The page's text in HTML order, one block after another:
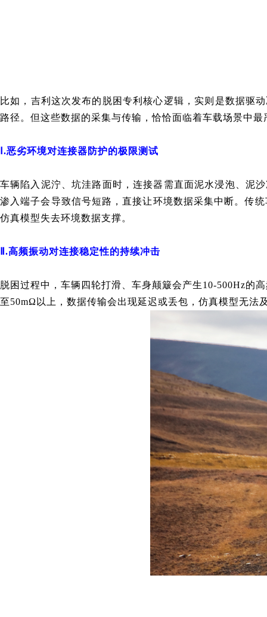
比如， 吉利这次发布的 脱困专利核心逻辑， 实则 是数据驱
路径。但这些数据的采集与传输，恰恰面临着车载场景中最
.恶劣环境对连接器防护的极限测试
车辆陷入泥泞、坑洼路面时，连接器需直面泥水浸泡、泥
渗入端子会导致信号短路，直接让环境数据采集中断。传
仿真模型失去环境数据支撑。
Ⅱ.高频振动对连接稳定性的持续冲击
脱困过程中，车辆四轮打滑、车身颠簸会产生10-500Hz的
至50mΩ以上，数据传输会出现延迟或丢包，仿真模型无